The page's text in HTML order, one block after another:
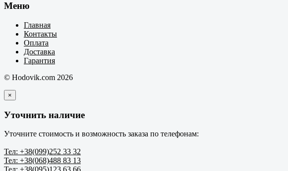
Меню
Главная
Контакты
Оплата
Доставка
Гарантия
© Hodovik.com 2026
×
Уточнить наличие
Уточните стоимость и возможность заказа по телефонам:
Тел: +38(099)252 33 32
Тел: +38(068)488 83 13